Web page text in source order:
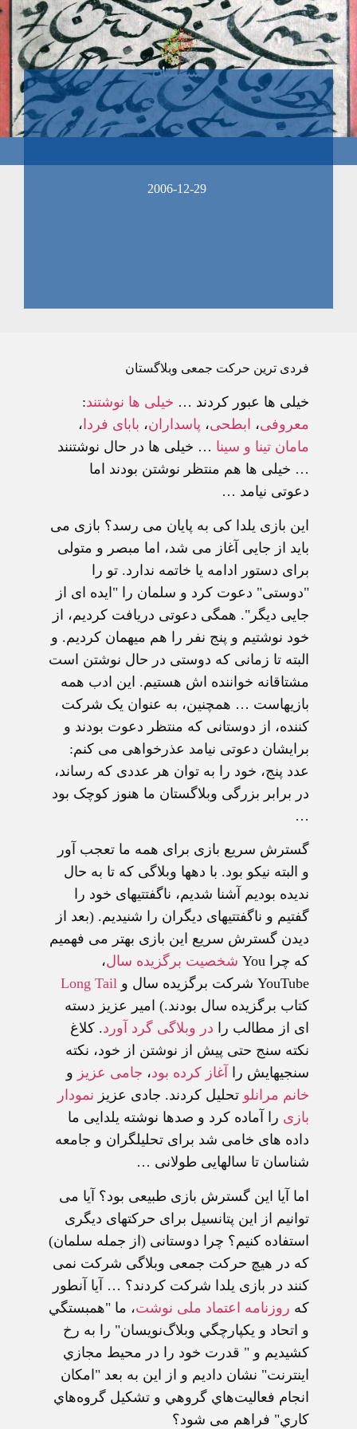
2006-12-29
فردی ترين حرکت جمعی وبلاگستان
خيلی ها عبور کردند … خيلی ها نوشتند:
معروفی، ابطحی، پاسداران، بابای فردا ،
مامان تینا و سینا … خيلی ها در حال نوشتنند
… خيلی ها هم منتظر نوشتن بودند اما
دعوتی نيامد …
اين بازی يلدا کی به پايان می رسد؟ بازی می
بايد از جايی آغاز می شد، اما مبصر و متولی
برای دستور ادامه يا خاتمه ندارد. تو را
"دوستی" دعوت کرد و سلمان را "ايده ای از
جايی ديگر". همگی دعوتی دريافت کرديم، از
خود نوشتيم و پنج نفر را هم ميهمان کرديم. و
البته تا زمانی که دوستی در حال نوشتن است
مشتاقانه خواننده اش هستيم. اين ادب همه
بازيهاست … همچنين، به عنوان يک شرکت
کننده، از دوستانی که منتظر دعوت بودند و
برايشان دعوتی نيامد عذرخواهی می کنم:
عدد پنج، خود را به توان هر عددی که رساند،
در برابر بزرگی وبلاگستان ما هنوز کوچک بود
…
گسترش سريع بازی برای همه ما تعجب آور
و البته نيکو بود. با دهها وبلاگی که تا به حال
نديده بوديم آشنا شديم، ناگفتتيهای خود را
گفتيم و ناگفتتيهای ديگران را شنيديم. (بعد از
ديدن گسترش سريع اين بازی بهتر می فهميم
که چرا You
شخصيت برگزيده سال،
YouTube شرکت برگزيده سال و
Long Tail
کتاب برگزيده سال بودند.) امير عزيز دسته
ای از مطالب را در وبلاگی گرد آورد. کلاغ
نکته سنج حتی پيش از نوشتن از خود، نکته
سنجيهايش را
آغاز کرده بود، جامی عزيز و
خانم مرانلو تحليل کردند. جادی عزيز نمودار
بازی را آماده کرد و صدها نوشته يلدايی ما
داده های خامی شد برای تحليلگران و جامعه
شناسان تا سالهايی طولانی …
اما آيا اين گسترش بازی طبيعی بود؟ آيا می
توانيم از اين پتانسيل برای حرکتهای ديگری
استفاده کنيم؟ چرا دوستانی (از جمله سلمان)
که در هيچ حرکت جمعی وبلاگی شرکت نمی
کنند در بازی يلدا شرکت کردند؟ … آيا آنطور
که روزنامه اعتماد ملی نوشت، ما "همبستگي
و اتحاد و يكپارچگي وبلاگ‌نويسان" را به رخ
كشيديم و " قدرت خود را در محيط مجازي
اينترنت" نشان داديم و از اين به بعد "امكان
انجام فعاليت‌هاي گروهي و تشكيل گروه‌هاي
كاري" فراهم می شود؟